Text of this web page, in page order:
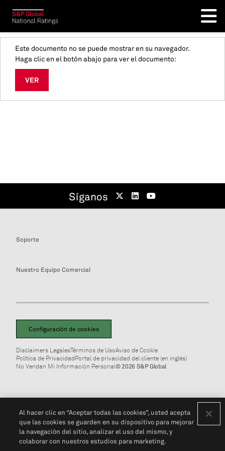
Este documento no se puede mostrar en su navegador.
Haga clic en el botón abajo para ver el documento:
VER
Síganos
Soporte
Nuestro Equipo Comercial
Configuración de cookies
Disclaimers LegalesTérminos de UsoAviso de Cookie
Política de PrivacidadPortal de privacidad del cliente (en inglés)
No Vendan Mi Información Personal© 2026 S&P Global
Al hacer clic en “Aceptar todas las cookies”, usted acepta
que las cookies se guarden en su dispositivo para mejorar
la navegación del sitio, analizar el uso del mismo, y
colaborar con nuestros estudios para marketing.